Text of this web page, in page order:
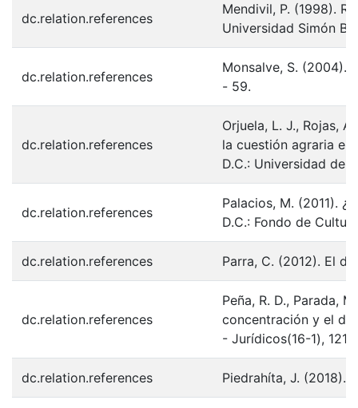
dc.relation.references
Mendivil, P. (1998).
Universidad Simón
dc.relation.references
Monsalve, S. (2004).
- 59.
dc.relation.references
Orjuela, L. J., Rojas,
la cuestión agraria
D.C.: Universidad de
dc.relation.references
Palacios, M. (2011).
D.C.: Fondo de
dc.relation.references Parra, C. (2012). El
dc.relation.references
Peña, R. D., Parada,
concentración y el
- Jurídicos(16-1), 121-
dc.relation.references Piedrahíta, J. (2018).